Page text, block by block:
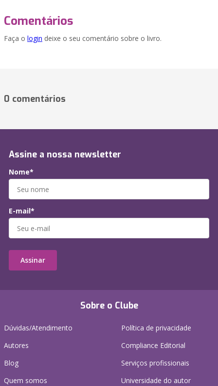
Comentários
Faça o login deixe o seu comentário sobre o livro.
0 comentários
Sobre o Clube
Dúvidas/Atendimento
Autores
Blog
Quem somos
Política de privacidade
Compliance Editorial
Serviços profissionais
Universidade do autor
Assine a nossa newsletter
Nome*
E-mail*
Assinar